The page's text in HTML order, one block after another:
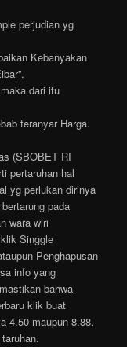
perjudian yg
Kebanyakan
dari itu
teranyar Harga.
(SBOBET RI
pertaruhan hal
yg perlukan dirinya
pada
wara wiri
Singgle
Penghapusan
info yang
bahwa
klik buat
4.50 maupun 8.88,